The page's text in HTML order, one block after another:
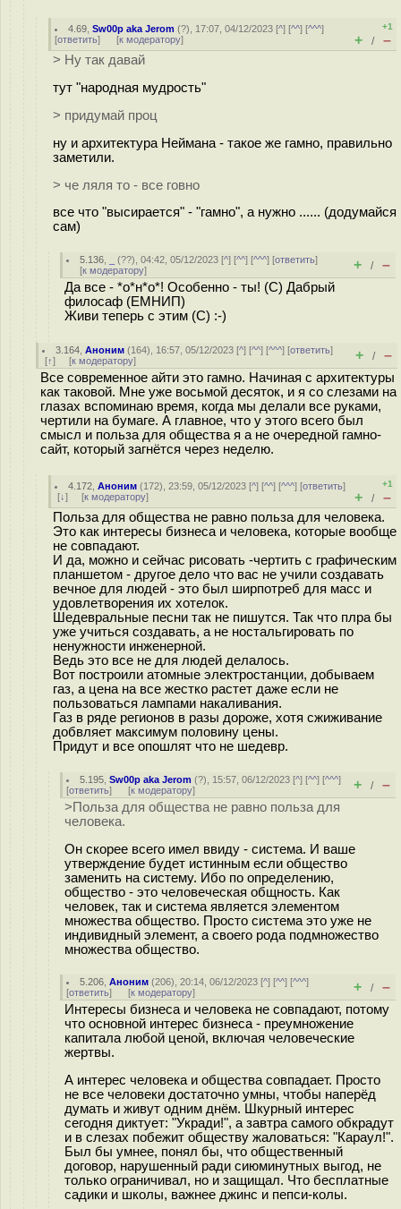
4.69 ,Sw00p aka Jerom (?), 17:07, 04/12/2023 [^] [^^] [^^^]
[ответить] [к модератору]
+1
+ / –
> Ну так давай
тут "народная мудрость"
> придумай проц
ну и архитектура Неймана - такое же гамно, правильно
заметили.
> че ляля то - все говно
все что "высирается" - "гамно", а нужно ...... (додумайся
сам)
5.136 (??), 04:42, 05/12/2023 [^] [^^] [^^^] [ответить]
[к модератору] + / –
Да все - *о*н*о*! Особенно - ты! (С) Дабрый
филосаф (ЕМНИП)
Живи теперь с этим (С) :-)
3.164 ,Аноним (164), 16:57, 05/12/2023 [^] [^^] [^^^] [ответить]
[↑] [к модератору] + / –
Все современное айти это гамно. Начиная с архитектуры
как таковой. Мне уже восьмой десяток, и я со слезами на
глазах вспоминаю время, когда мы делали все руками,
чертили на бумаге. А главное, что у этого всего был
смысл и польза для общества я а не очередной гамно-
сайт, который загнётся через неделю.
4.172 ,Аноним (172), 23:59, 05/12/2023 [^] [^^] [^^^] [ответить]
[↓] [к модератору]
+1
+ / –
Польза для общества не равно польза для человека.
Это как интересы бизнеса и человека, которые вообще
не совпадают.
И да, можно и сейчас рисовать -чертить с графическим
планшетом - другое дело что вас не учили создавать
вечное для людей - это был ширпотреб для масс и
удовлетворения их хотелок.
Шедевральные песни так не пишутся. Так что плра бы
уже учиться создавать, а не ностальгировать по
ненужности инженерной.
Ведь это все не для людей делалось.
Вот построили атомные электростанции, добываем
газ, а цена на все жестко растет даже если не
пользоваться лампами накаливания.
Газ в ряде регионов в разы дороже, хотя сжиживание
добвляет максимум половину цены.
Придут и все опошлят что не шедевр.
5.195 ,Sw00p aka Jerom (?), 15:57, 06/12/2023 [^] [^^] [^^^]
[ответить] [к модератору] + / –
>Польза для общества не равно польза для
человека.
Он скорее всего имел ввиду - система. И ваше
утверждение будет истинным если общество
заменить на систему. Ибо по определению,
общество - это человеческая общность. Как
человек, так и система является элементом
множества общество. Просто система это уже не
индивидный элемент, а своего рода подмножество
множества общество.
5.206 ,Аноним (206), 20:14, 06/12/2023 [^] [^^] [^^^]
[ответить] [к модератору] + / –
Интересы бизнеса и человека не совпадают, потому
что основной интерес бизнеса - преумножение
капитала любой ценой, включая человеческие
жертвы.
А интерес человека и общества совпадает. Просто
не все человеки достаточно умны, чтобы наперёд
думать и живут одним днём. Шкурный интерес
сегодня диктует: "Укради!", а завтра самого обкрадут
и в слезах побежит обществу жаловаться: "Караул!".
Был бы умнее, понял бы, что общественный
договор, нарушенный ради сиюминутных выгод, не
только ограничивал, но и защищал. Что бесплатные
садики и школы, важнее джинс и пепси-колы.